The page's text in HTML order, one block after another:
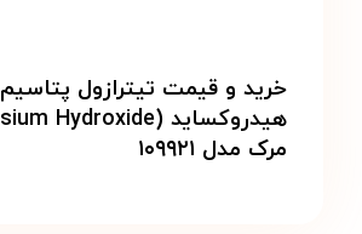
خرید و قیمت تیترازول پتاسیم
مرک مدل ۱۰۹۹۲۱